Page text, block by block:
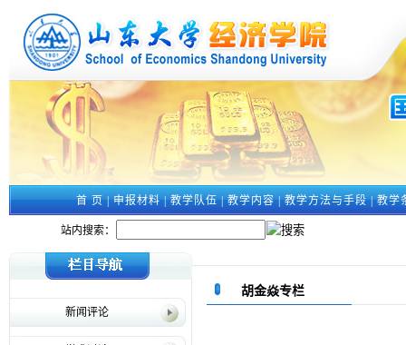
首 页|申报材料|教学队伍|教学内容|教学方法与手段|教学
站内搜索：
新闻评论
胡金焱专栏